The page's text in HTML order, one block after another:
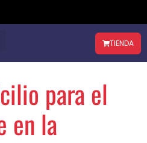
TIENDA
para el
en la